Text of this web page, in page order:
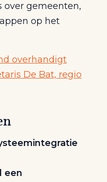
over gemeenten,
op het
overhandigt
De Bat, regio
een